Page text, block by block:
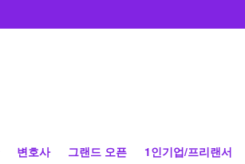
변호사 그랜드 오픈 1인기업/프리랜서